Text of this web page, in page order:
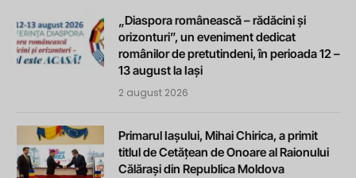
„Diaspora românească – rădăcini și
orizonturi”, un eveniment dedicat
românilor de pretutindeni, în perioada 12 –
13 august la Iași
2 august 2026
Primarul Iașului, Mihai Chirica, a primit
titlul de Cetățean de Onoare al Raionului
Călărași din Republica Moldova